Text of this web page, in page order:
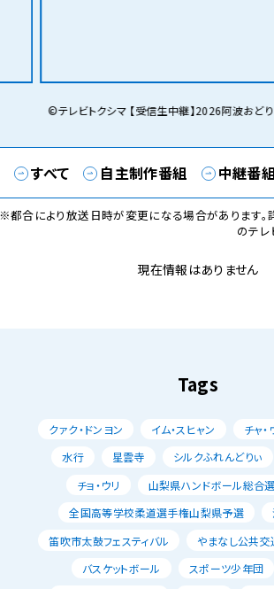
©テレビトクシマ 【受信生中継】2026阿波おどり
すべて 自主制作番組 中継番
都合により放送日時が変更になる場合があります。
のテレ
現在情報はありません
Tags
クァク・ドンヨン イム・スヒャン チャ・
水行
星雲寺 シルクふれんどりぃ
チョ・ウリ
山梨県ハンドボール総合
全国高等学校柔道選手権山梨県予選
笛吹市太鼓フェスティバル
やまなし公共交
バスケットボール
スポーツ少年団